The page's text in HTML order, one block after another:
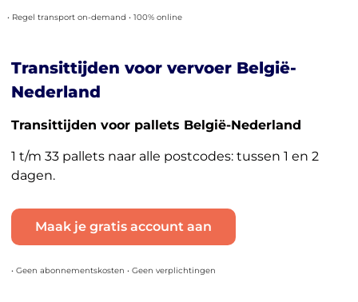
• Regel transport on-demand • 100% online
Transittijden voor vervoer België-
Nederland
Transittijden voor pallets België-Nederland
1 t/m 33 pallets naar alle postcodes: tussen 1 en 2
dagen.
Maak je gratis account aan
• Geen abonnementskosten • Geen verplichtingen